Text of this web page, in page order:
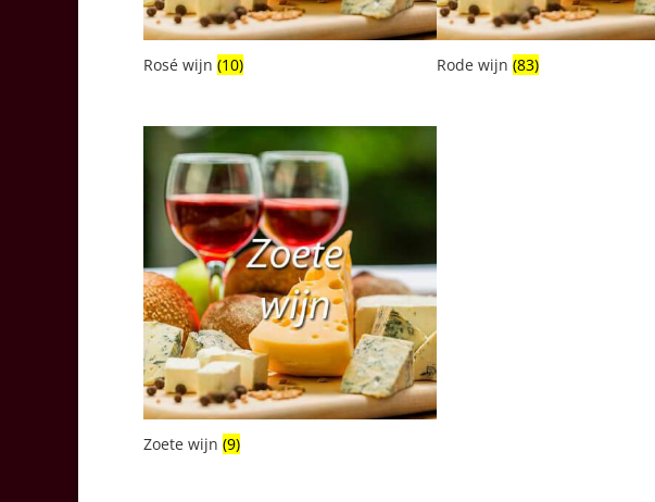
Rosé wijn (10) Rode wijn (83)
Zoete wijn (9)